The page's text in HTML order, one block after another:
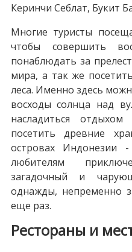
Керинчи Себлат, Букит
Многие туристы
чтобы совершить
понаблюдать за
мира, а так же
леса. Именно здесь
восходы солнца над
насладиться
посетить древние
островах
любителям
загадочный и
однажды, непременно
еще раз.
Рестораны и